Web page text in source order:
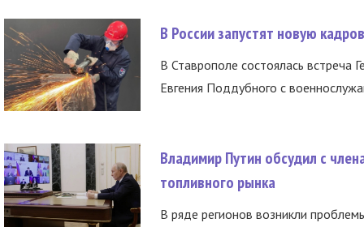
В России запустят новую
В Ставрополе состоялась встреча
Евгения Поддубного с
Владимир Путин обсудил с
топливного рынка
В ряде регионов возникли